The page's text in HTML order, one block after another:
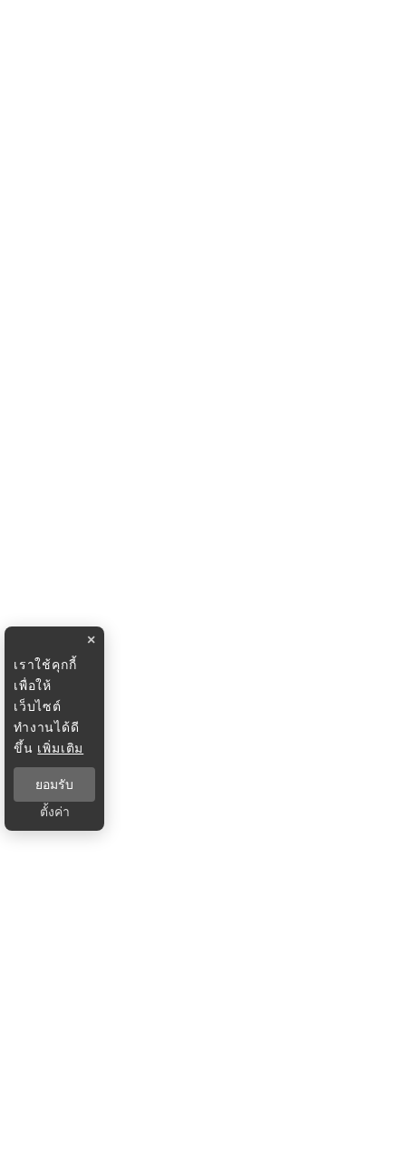
×
เราใช้คุกกี้
เพื่อให้
เว็บไซต์
ทำงานได้ดี
ขึ้น เพิ่มเติม
ยอมรับ
ตั้งค่า